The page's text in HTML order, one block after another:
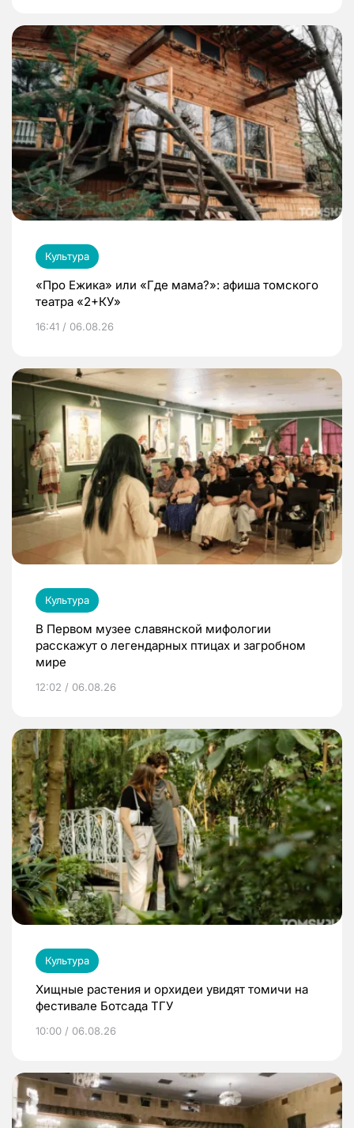
Культура
«Про Ежика» или «Где мама?»: афиша томского
театра «2+КУ»
16:41 / 06.08.26
Культура
В Первом музее славянской мифологии
расскажут о легендарных птицах и загробном
мире
12:02 / 06.08.26
Культура
Хищные растения и орхидеи увидят томичи на
фестивале Ботсада ТГУ
10:00 / 06.08.26